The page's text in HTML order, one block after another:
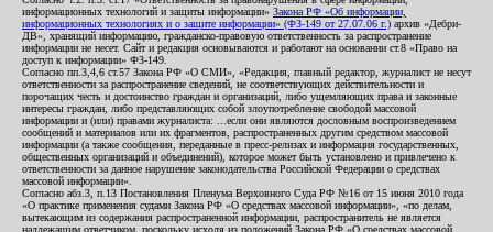
информационных технологий и защиты информации» Закона РФ «Об информации,
информационных технологиях и о защите информации» (ФЗ-149 от 27.07.06 г.) архив «Дебри-
ДВ», хранящий информацию, гражданско-правовую ответственность за распространение
информации не несет. Сайт и редакция основываются и работают на основании ст.8 «Право на
доступ к информации» ФЗ-149.
Согласно пп.3,4,6 ст.57 Закона РФ «О СМИ», «Редакция, главный редактор, журналист не несут
ответственности за распространение сведений, не соответствующих действительности и
порочащих честь и достоинство граждан и организаций, либо ущемляющих права и законные
интересы граждан, либо представляющих собой злоупотребление свободой массовой
информации и (или) правами журналиста: ...если они являются дословным воспроизведением
сообщений и материалов или их фрагментов, распространенных другим средством массовой
информации (а также сообщения, переданные в пресс-релизах и информация государственных,
общественных организаций и объединений), которое может быть установлено и привлечено к
ответственности за данное нарушение законодательства Российской Федерации о средствах
массовой информации».
Согласно абз.3, п.13 Постановления Пленума Верховного Суда РФ №16 от 15 июня 2010 года
«О практике применения судами Закона РФ «О средствах массовой информации», «по делам,
вытекающим из содержания распространенной информации, распространитель не является
надлежащим ответчиком, поскольку исходя из положений Закона РФ «О средствах массовой